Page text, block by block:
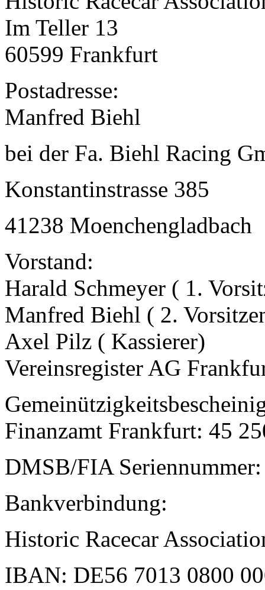
Im Teller 13
60599 Frankfurt
Postadresse:
Manfred Biehl
bei der Fa. Biehl Racing
Konstantinstrasse 385
41238 Moenchengladbach
Vorstand:
Harald Schmeyer ( 1.
Manfred Biehl ( 2.
Axel Pilz ( Kassierer)
Vereinsregister AG
Finanzamt Frankfurt: 45
DMSB/FIA
Bankverbindung:
Historic Racecar
IBAN: DE56 7013 0800